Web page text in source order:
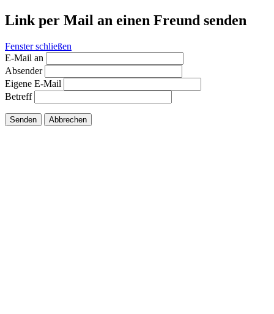
Link per Mail an einen Freund senden
Fenster schließen
E-Mail an
Absender
Eigene E-Mail
Betreff
Senden Abbrechen